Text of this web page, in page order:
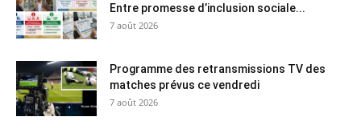
Entre promesse d’inclusion sociale...
7 août 2026
Programme des retransmissions TV des
matches prévus ce vendredi
7 août 2026